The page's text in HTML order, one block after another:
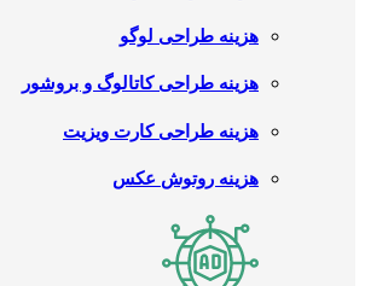
هزینه طراحی لوگو
هزینه طراحی کاتالوگ و بروشور
هزینه طراحی کارت ویزیت
هزینه روتوش عکس